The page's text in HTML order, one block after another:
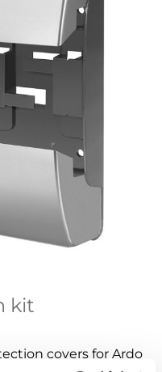
kit
covers for Ardo